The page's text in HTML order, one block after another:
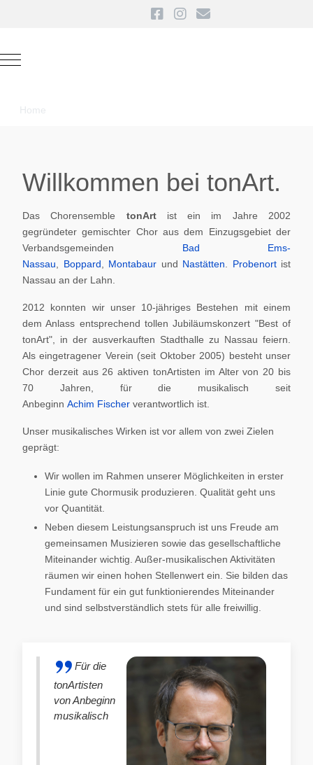
Mobile Menu Toggle
Home
Willkommen bei tonArt.
Das Chorensemble tonArt ist ein im Jahre 2002
gegründeter gemischter Chor aus dem Einzugsgebiet der
Verbandsgemeinden Bad Ems-
Nassau
Boppard Montabaur und Nastätten Probenortist
Nassau an der Lahn.
2012 konnten wir unser 10-jähriges Bestehen mit einem
dem Anlass entsprechend tollen Jubiläumskonzert "Best of
tonArt", in der ausverkauften Stadthalle zu Nassau feiern.
Als eingetragener Verein (seit Oktober 2005) besteht unser
Chor derzeit aus 26 aktiven tonArtisten im Alter von 20 bis
70 Jahren, für die musikalisch seit
Anbeginn Achim Fischer verantwortlich ist.
Unser musikalisches Wirken ist vor allem von zwei Zielen
geprägt:
Wir wollen im Rahmen unserer Möglichkeiten in erster
Linie gute Chormusik produzieren. Qualität geht uns
vor Quantität.
Neben diesem Leistungsanspruch ist uns Freude am
gemeinsamen Musizieren sowie das gesellschaftliche
Miteinander wichtig. Außer-musikalischen Aktivitäten
räumen wir einen hohen Stellenwert ein. Sie bilden das
Fundament für ein gut funktionierendes Miteinander
und sind selbstverständlich stets für alle freiwillig.
Für die
tonArtisten
von Anbeginn
musikalisch